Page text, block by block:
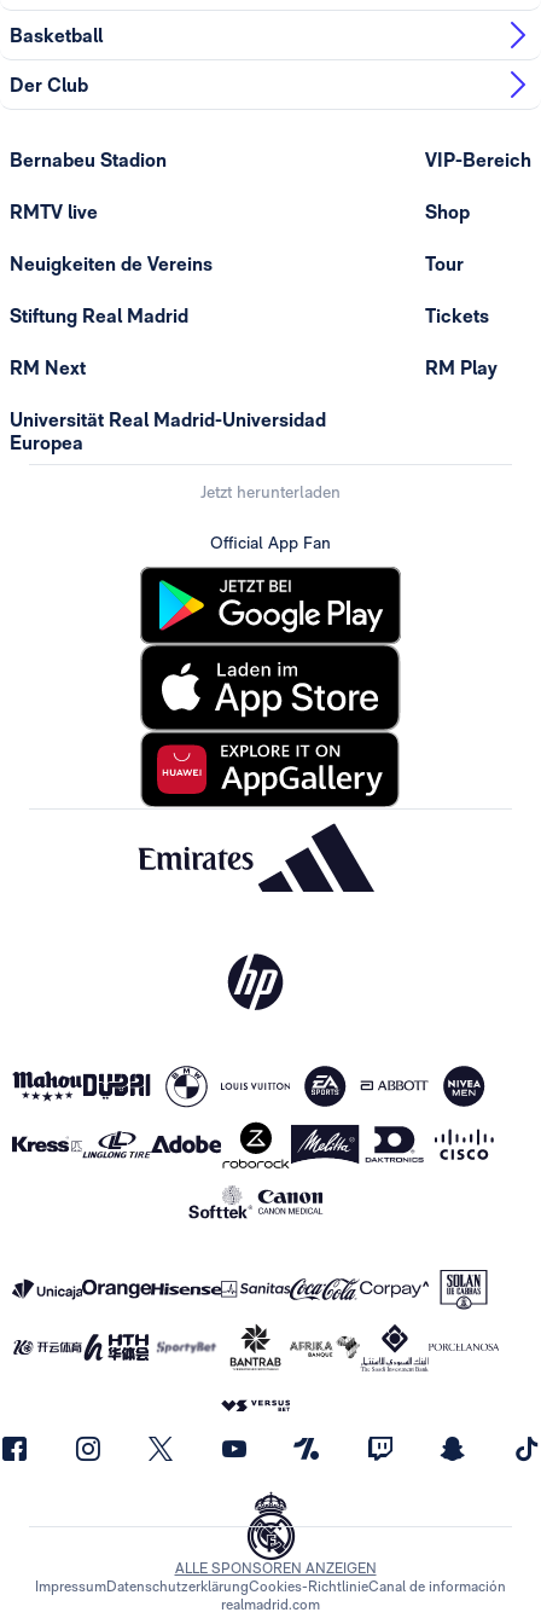
Basketball
Der Club
Bernabeu Stadion
RMTV live
Neuigkeiten de Vereins
Stiftung Real Madrid
RM Next
Universität Real Madrid-Universidad
Europea
VIP-Bereich
Shop
Tour
Tickets
RM Play
Jetzt herunterladen
Official App Fan
ALLE SPONSOREN ANZEIGEN
ImpressumDatenschutzerklärungCookies-RichtlinieCanal de información
realmadrid.com